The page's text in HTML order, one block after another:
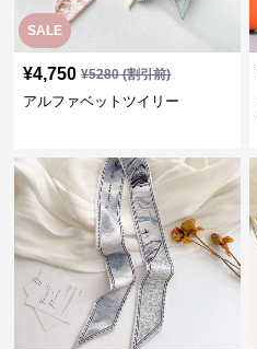
SALE
¥4,750 ¥5280(割引前)
アルファベットツイリー